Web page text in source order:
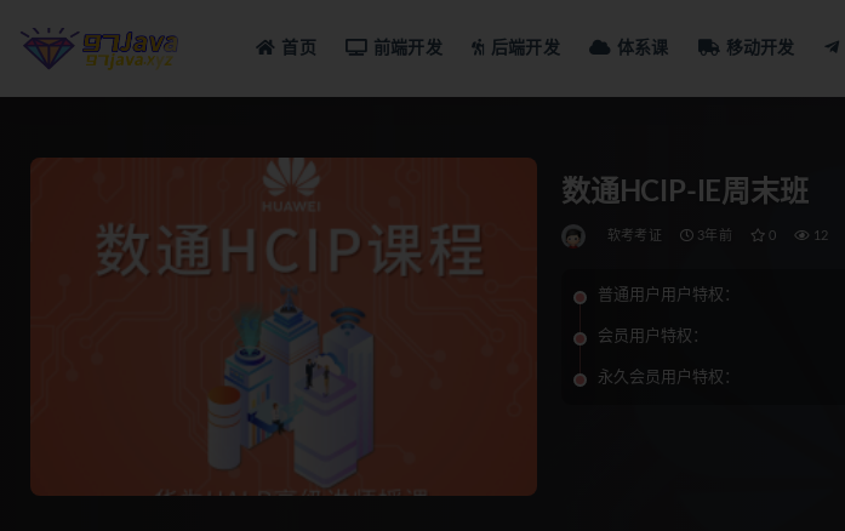
首页 前端开发 后端开发 体系课 移动开发
数通HCIP-IE周末班
软考考证 3年前 0 12
普通用户用户特权：
会员用户特权：
永久会员用户特权：